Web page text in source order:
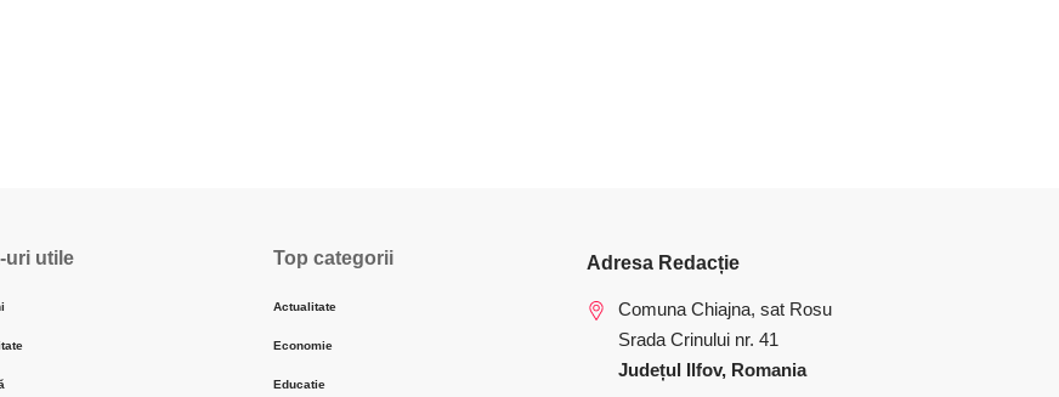
uri utile Top categorii
Actualitate
Economie
Educatie
Adresa Redacție
Comuna Chiajna, sat Rosu
Srada Crinului nr. 41
Județul Ilfov, Romania